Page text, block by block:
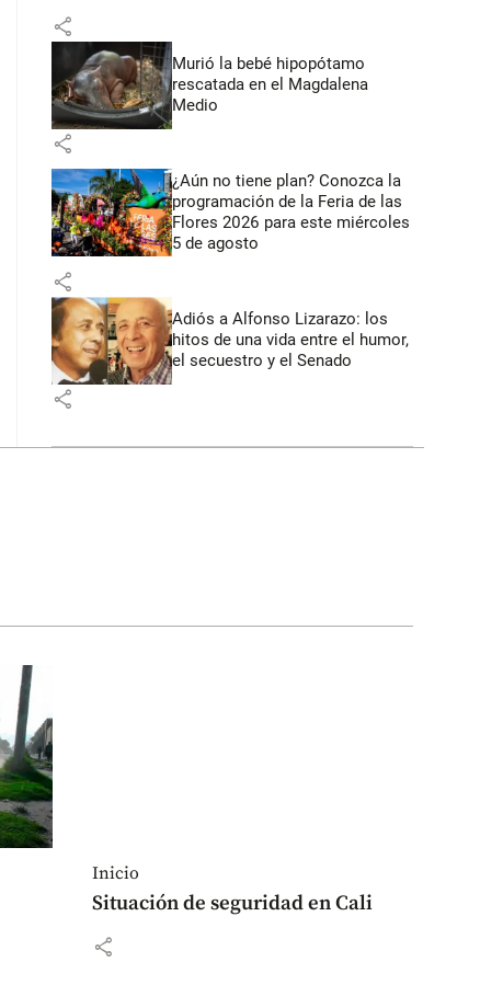
share
Murió la bebé hipopótamo
rescatada en el Magdalena
Medio
share
¿Aún no tiene plan? Conozca la
programación de la Feria de las
Flores 2026 para este miércoles
5 de agosto
share
Adiós a Alfonso Lizarazo: los
hitos de una vida entre el humor,
el secuestro y el Senado
share
Inicio
Situación de seguridad en Cali
share